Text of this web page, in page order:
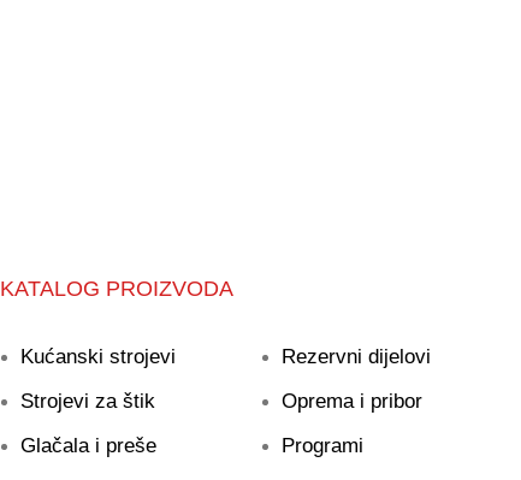
KATALOG PROIZVODA
Kućanski strojevi
Strojevi za štik
Glačala i preše
Rezervni dijelovi
Oprema i pribor
Programi